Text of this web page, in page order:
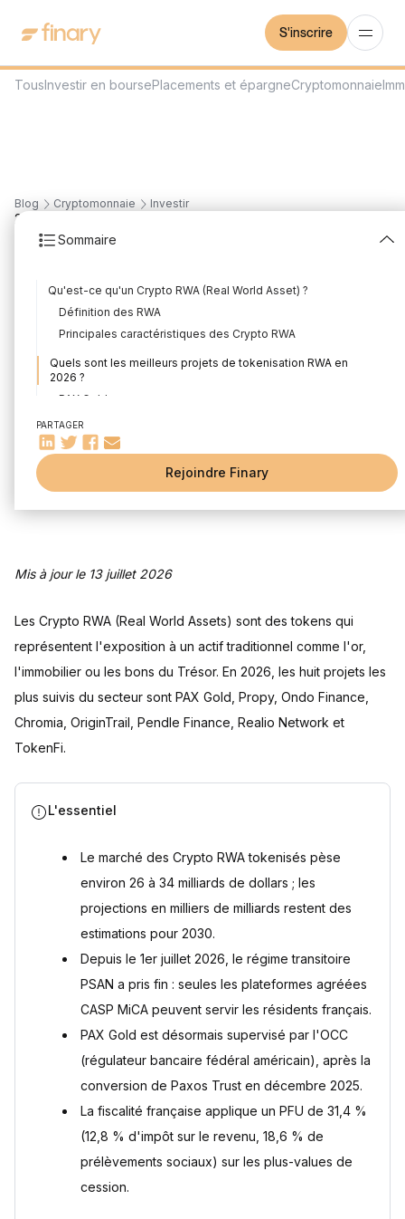
S'inscrire
TousInvestir en boursePlacements et épargneCryptomonnaie
Blog Cryptomonnaie Investir
Sommaire
Qu'est-ce qu'un Crypto RWA (Real World Asset) ?
Définition des RWA
Principales caractéristiques des Crypto RWA
Quels sont les meilleurs projets de tokenisation RWA en
2026 ?
PAX Gold
Propy
Ondo Finance
Pendle Finance
Principales applications des RWAs dans le DeFi
Fonds indiciels et paniers d'investissement
Génération de revenus
Challenges et risques liés à la tokenisation des RWAs
Enjeux de régulation
Risques de sécurité
Problèmes de liquidité
Opportunités et stratégies d’investissement dans les RWAs
Stratégies pour investir dans les RWAs
Perspectives d’avenir du secteur
Questions fréquentes
Qu'est-ce qu'un Crypto RWA ?
Les Crypto RWA sont-ils régulés en France ?
Quelle fiscalité s'applique aux Crypto RWA ?
PARTAGER
Rejoindre Finary
23
Crypto RWAs à Suivre
en 2026
Rédigé parFlorian Corteel Édité parLouis Sellier
Mis à jour le 13 juillet 2026
Les Crypto RWA (Real World Assets) sont des tokens qui
représentent l'exposition à un actif traditionnel comme l'or,
l'immobilier ou les bons du Trésor. En 2026, les huit projets les
plus suivis du secteur sont PAX Gold, Propy, Ondo Finance,
Chromia, OriginTrail, Pendle Finance, Realio Network et
TokenFi.
L'essentiel
Le marché des Crypto RWA tokenisés pèse
environ 26 à 34 milliards de dollars ; les
projections en milliers de milliards restent des
estimations pour 2030.
Depuis le 1er juillet 2026, le régime transitoire
PSAN a pris fin : seules les plateformes agréées
CASP MiCA peuvent servir les résidents français.
PAX Gold est désormais supervisé par l'OCC
(régulateur bancaire fédéral américain), après la
conversion de Paxos Trust en décembre 2025.
La fiscalité française applique un PFU de 31,4 %
(12,8 % d'impôt sur le revenu, 18,6 % de
prélèvements sociaux) sur les plus-values de
cession.